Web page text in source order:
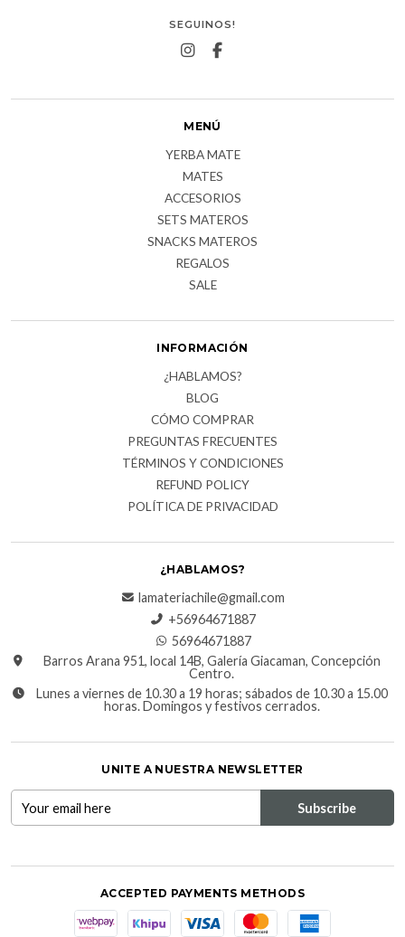
SEGUINOS!
MENÚ
YERBA MATE
MATES
ACCESORIOS
SETS MATEROS
SNACKS MATEROS
REGALOS
SALE
INFORMACIÓN
¿HABLAMOS?
BLOG
CÓMO COMPRAR
PREGUNTAS FRECUENTES
TÉRMINOS Y CONDICIONES
REFUND POLICY
POLÍTICA DE PRIVACIDAD
¿HABLAMOS?
lamateriachile@gmail.com
+56964671887
56964671887
Barros Arana 951, local 14B, Galería Giacaman, Concepción
Centro.
Lunes a viernes de 10.30 a 19 horas; sábados de 10.30 a 15.00
horas. Domingos y festivos cerrados.
UNITE A NUESTRA NEWSLETTER
ACCEPTED PAYMENTS METHODS